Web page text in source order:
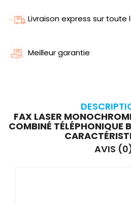
Livraison express sur toute
Meilleur garantie
FAX LASER
COMBINÉ TÉLÉPHONIQUE
AVIS